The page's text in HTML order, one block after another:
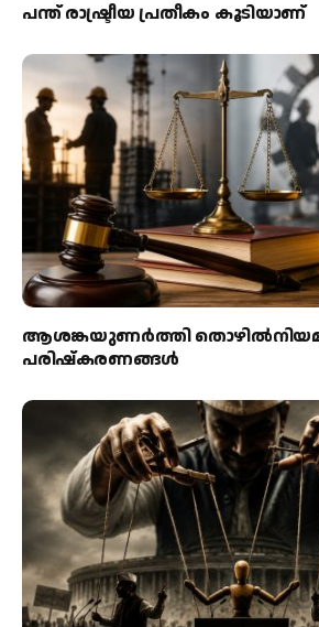
പന്ത്‌ രാഷ്ട്രീയ പ്രതീകം കൂടിയാണ്
ആശങ്കയുണര്‍ത്തി
പരിഷ്‌കരണങ്ങള്‍